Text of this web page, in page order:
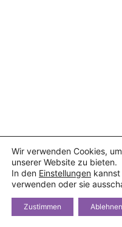
Wir verwenden Cookies,
unserer Website zu bieten.
In den Einstellungen
verwenden oder sie
Zustimmen Ablehnen